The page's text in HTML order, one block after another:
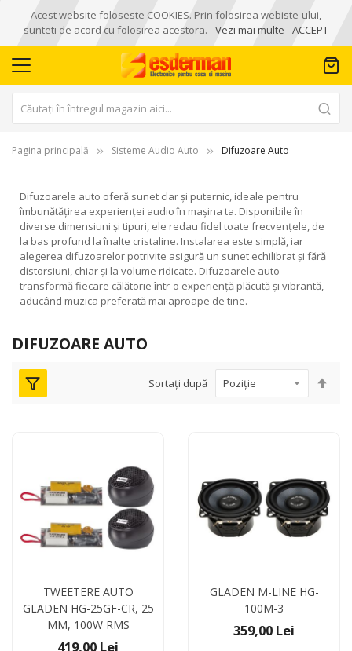
Acest website foloseste COOKIES. Prin folosirea webiste-ului,
sunteti de acord cu folosirea acestora. -Vezi mai multe -ACCEPT
Pagina principală Sisteme Audio Auto Difuzoare Auto
Difuzoarele auto oferă sunet clar și puternic, ideale pentru
îmbunătățirea experienței audio în mașina ta. Disponibile în
diverse dimensiuni și tipuri, ele redau fidel toate frecvențele, de
la bas profund la înalte cristaline. Instalarea este simplă, iar
alegerea difuzoarelor potrivite asigură un sunet echilibrat și fără
distorsiuni, chiar și la volume ridicate. Difuzoarele auto
transformă fiecare călătorie într-o experiență plăcută și vibrantă,
aducând muzica preferată mai aproape de tine.
DIFUZOARE AUTO
Sortați după
TWEETERE AUTO
GLADEN HG-25GF-CR, 25
MM, 100W RMS
419,00 Lei
GLADEN M-LINE HG-
100M-3
359,00 Lei